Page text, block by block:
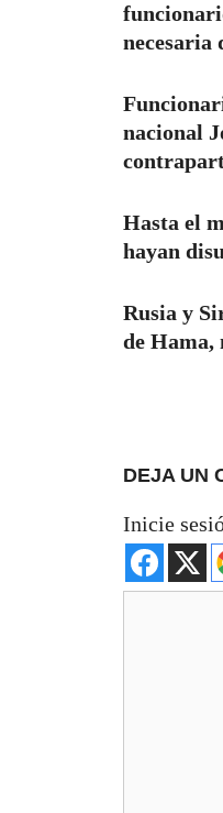
necesaria
nacional
Hasta el
hayan
Rusia y
de Hama,
DEJA UN
Inicie